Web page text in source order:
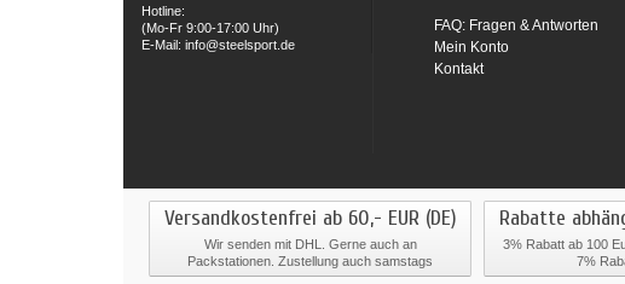
Hotline:
(Mo-Fr 9:00-17:00 Uhr)
E-Mail: info@steelsport.de
FAQ: Fragen & Antworten
Mein Konto
Kontakt
Versandkostenfrei ab 60,- EUR (DE)
Wir senden mit DHL. Gerne auch an
Packstationen. Zustellung auch samstags
Rabatte
3% Rabatt ab 100
7%